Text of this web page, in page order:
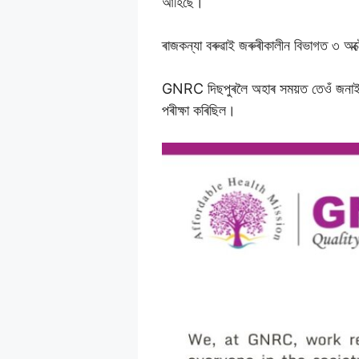
ৰাজকন্যা বৰুৱাই জৰুৰীকালীন বিভাগত ৩
GNRC দিছপুৰলৈ অহাৰ সময়ত তেওঁ
পৰীক্ষা কৰিছিল।